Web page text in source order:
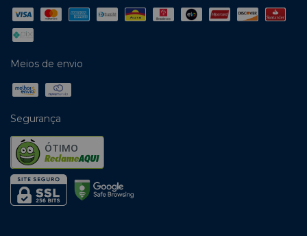
Meios de envio
Segurança
ÓTIMO